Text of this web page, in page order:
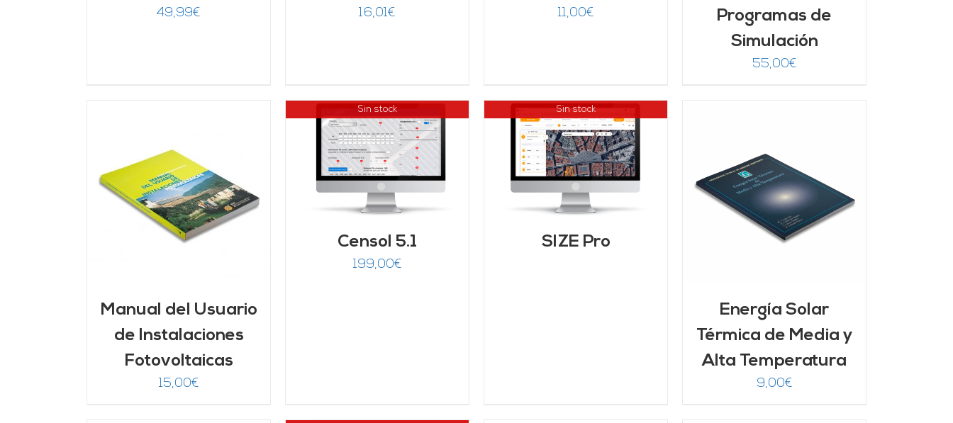
49,99€ 16,01€ 11,00€
Programas de
Simulación
55,00€
Manual del Usuario
de Instalaciones
Fotovoltaicas
15,00€
Sin stock
DETALLES
Censol 5.1
199,00€
Sin stock
DETALLES
SIZE Pro
Valorado
con5.00de 5
AÑADIR AL CARRITO
DETALLES
Energía Solar
Térmica de Media y
Alta Temperatura
9,00€